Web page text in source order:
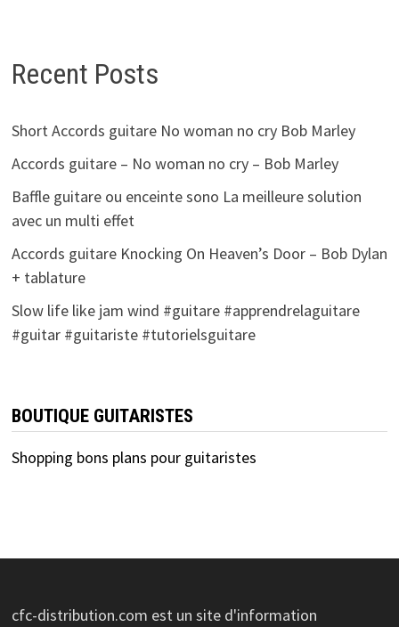
Recent Posts
Short Accords guitare No woman no cry Bob Marley
Accords guitare – No woman no cry – Bob Marley
Baffle guitare ou enceinte sono La meilleure solution
avec un multi effet
Accords guitare Knocking On Heaven’s Door – Bob Dylan
+ tablature
Slow life like jam wind #guitare #apprendrelaguitare
#guitar #guitariste #tutorielsguitare
BOUTIQUE GUITARISTES
Shopping bons plans pour guitaristes
cfc-distribution.com est un site d'information